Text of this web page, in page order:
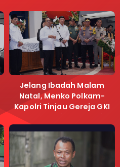
Jelang Ibadah Malam
Natal, Menko Polkam-
Kapolri Tinjau Gereja GKI
Samanhudi dan Gereja
Immanuel